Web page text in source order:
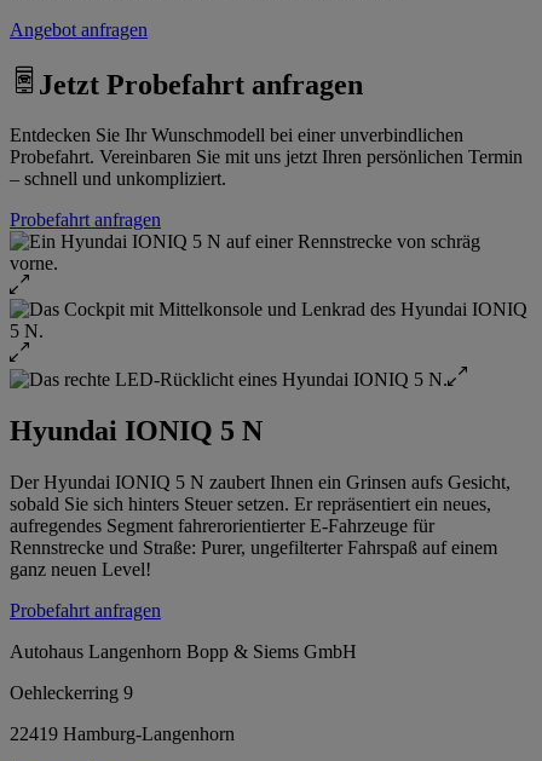
Angebot anfragen
Jetzt Probefahrt anfragen
Entdecken Sie Ihr Wunschmodell bei einer unverbindlichen
Probefahrt. Vereinbaren Sie mit uns jetzt Ihren persönlichen Termin
– schnell und unkompliziert.
Probefahrt anfragen
Hyundai IONIQ 5 N
Der Hyundai IONIQ 5 N zaubert Ihnen ein Grinsen aufs Gesicht,
sobald Sie sich hinters Steuer setzen. Er repräsentiert ein neues,
aufregendes Segment fahrerorientierter E-Fahrzeuge für
Rennstrecke und Straße: Purer, ungefilterter Fahrspaß auf einem
ganz neuen Level!
Probefahrt anfragen
Autohaus Langenhorn Bopp & Siems GmbH
Oehleckerring 9
22419 Hamburg-Langenhorn